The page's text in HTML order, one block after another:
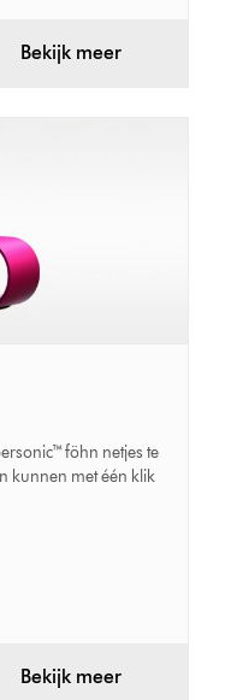
Bekijk meer
föhn netjes te
kunnen met één klik
Bekijk meer